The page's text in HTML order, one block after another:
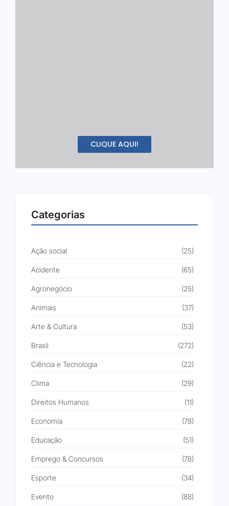
CLIQUE AQUI!
Categorias
Ação social (25)
Acidente (65)
Agronegócio (25)
Animais (37)
Arte & Cultura (53)
Brasil (272)
Ciência e Tecnologia (22)
Clima (29)
Direitos Humanos (11)
Economia (78)
Educação (51)
Emprego & Concursos (78)
Esporte (34)
Evento (88)